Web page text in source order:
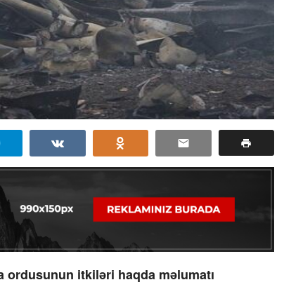
itkiləri haqda məlumatı